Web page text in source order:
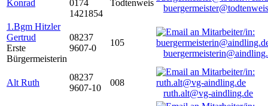
Konrad
0174
1421854
Todtenweis
1.Bgm Hitzler
Gertrud
Erste
Bürgermeisterin
08237
9607-0
105
Alt Ruth
08237
9607-10
008
ruth.alt@vg-aindling.de